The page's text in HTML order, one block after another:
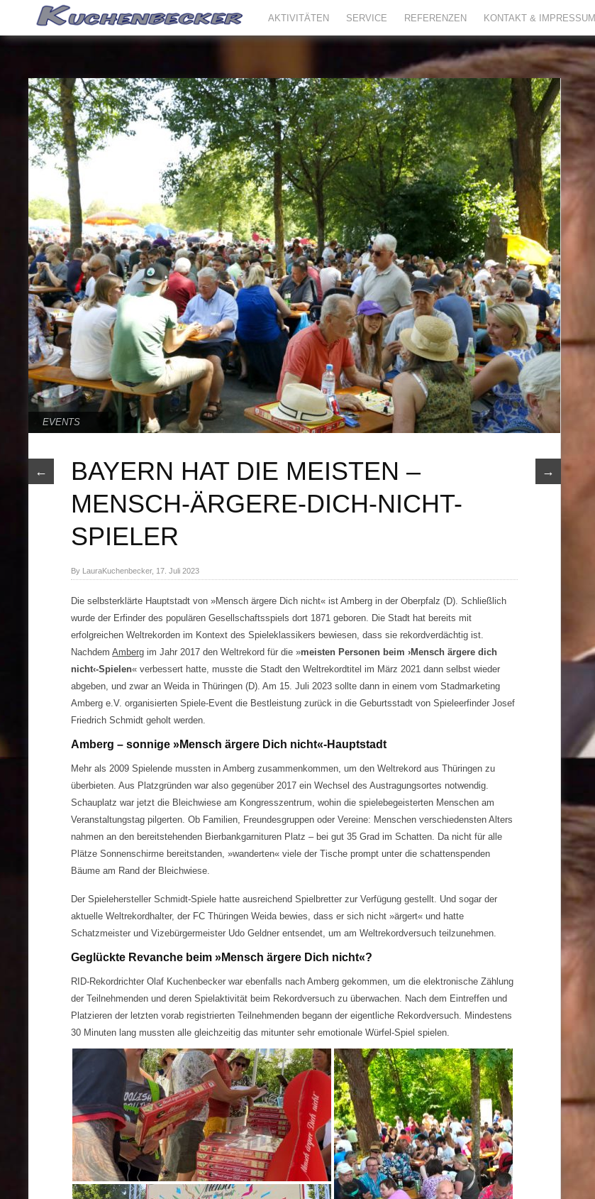
AKTIVITÄTEN SERVICE REFERENZEN KONTAKT & IMPRESSUM
EVENTS
← →
BAYERN HAT DIE MEISTEN –
MENSCH-ÄRGERE-DICH-NICHT-
SPIELER
By LauraKuchenbecker, 17. Juli 2023
Die selbsterklärte Hauptstadt von »Mensch ärgere Dich nicht« ist Amberg in der Oberpfalz (D). Schließlich
wurde der Erfinder des populären Gesellschaftsspiels dort 1871 geboren. Die Stadt hat bereits mit
erfolgreichen Weltrekorden im Kontext des Spieleklassikers bewiesen, dass sie rekordverdächtig ist.
NachdemAmberg im Jahr 2017 den Weltrekord für die »meisten Personen beim ›Mensch ärgere dich
nicht‹-Spielen« verbessert hatte, musste die Stadt den Weltrekordtitel im März 2021 dann selbst wieder
abgeben, und zwar an Weida in Thüringen (D). Am 15. Juli 2023 sollte dann in einem vom Stadmarketing
Amberg e.V. organisierten Spiele-Event die Bestleistung zurück in die Geburtsstadt von Spieleerfinder Josef
Friedrich Schmidt geholt werden.
Amberg – sonnige »Mensch ärgere Dich nicht«-Hauptstadt
Mehr als 2009 Spielende mussten in Amberg zusammenkommen, um den Weltrekord aus Thüringen zu
überbieten. Aus Platzgründen war also gegenüber 2017 ein Wechsel des Austragungsortes notwendig.
Schauplatz war jetzt die Bleichwiese am Kongresszentrum, wohin die spielebegeisterten Menschen am
Veranstaltungstag pilgerten. Ob Familien, Freundesgruppen oder Vereine: Menschen verschiedensten Alters
nahmen an den bereitstehenden Bierbankgarnituren Platz – bei gut 35 Grad im Schatten. Da nicht für alle
Plätze Sonnenschirme bereitstanden, »wanderten« viele der Tische prompt unter die schattenspenden
Bäume am Rand der Bleichwiese.
Der Spielehersteller Schmidt-Spiele hatte ausreichend Spielbretter zur Verfügung gestellt. Und sogar der
aktuelle Weltrekordhalter, der FC Thüringen Weida bewies, dass er sich nicht »ärgert« und hatte
Schatzmeister und Vizebürgermeister Udo Geldner entsendet, um am Weltrekordversuch teilzunehmen.
Geglückte Revanche beim »Mensch ärgere Dich nicht«?
RID-Rekordrichter Olaf Kuchenbecker war ebenfalls nach Amberg gekommen, um die elektronische Zählung
der Teilnehmenden und deren Spielaktivität beim Rekordversuch zu überwachen. Nach dem Eintreffen und
Platzieren der letzten vorab registrierten Teilnehmenden begann der eigentliche Rekordversuch. Mindestens
30 Minuten lang mussten alle gleichzeitig das mitunter sehr emotionale Würfel-Spiel spielen.